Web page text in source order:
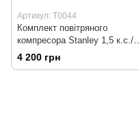
Артикул: T0044
Комплект повітряного
компресора Stanley 1,5 к.с./8
бар - з аксесуарами
4 200 грн